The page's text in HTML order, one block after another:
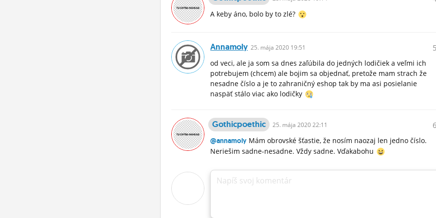
A keby áno, bolo by to zlé?
Annamoly 25. mája 2020 19:51
od veci, ale ja som sa dnes zaľúbila do jedných lodičiek a veľmi ich
potrebujem (chcem) ale bojim sa objednať, pretože mam strach že
nesadne číslo a je to zahraničný eshop tak by ma asi posielanie
naspäť stálo viac ako lodičky
Gothicpoethic 25. mája 2020 22:11
@annamoly Mám obrovské šťastie, že nosím naozaj len jedno číslo.
Neriešim sadne-nesadne. Vždy sadne. Vďakabohu
Napíš svoj komentár